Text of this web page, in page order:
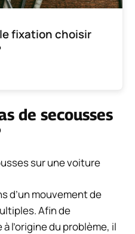
fixation choisir
de secousses
d’un mouvement de
Afin de
l’origine du problème, il